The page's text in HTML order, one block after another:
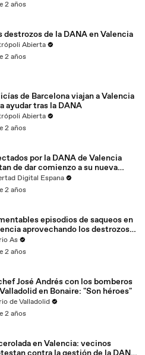
2 años
destrozos de la DANA en Valencia
Abierta
2 años
de Barcelona viajan a Valencia
ayudar tras la DANA
Abierta
2 años
por la DANA de Valencia
de dar comienzo a su nueva
Digital Espana
2 años
episodios de saqueos en
aprovechando los destrozos
DANA
As
2 años
José Andrés con los bomberos
en Bonaire: "Son héroes"
de Valladolid
2 años
en Valencia: vecinos